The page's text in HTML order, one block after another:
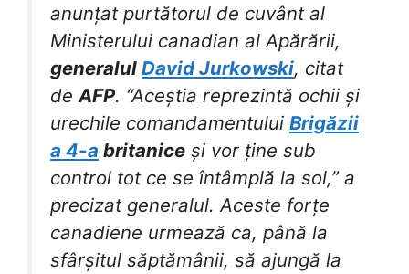
anunțat purtătorul de cuvânt al
Ministerului canadian al Apărării,
generalul David Jurkowski, citat
de AFP. “Aceștia reprezintă ochii și
urechile comandamentului Brigăzii
a 4-a britanice și vor ține sub
control tot ce se întâmplă la sol,” a
precizat generalul. Aceste forțe
canadiene urmează ca, până la
sfârșitul săptămânii, să ajungă la